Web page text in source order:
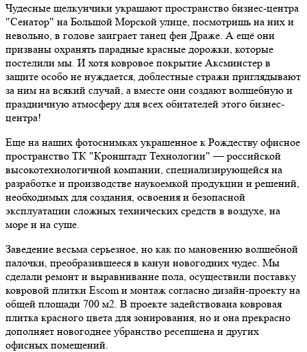
Чудесные щелкунчики украшают пространство бизнес-центра
"Сенатор" на Большой Морской улице, посмотришь на них и
невольно, в голове заиграет танец феи Драже. А ещё они
призваны охранять парадные красные дорожки, которые
постелили мы. И хотя ковровое покрытие Аксминстер в
защите особо не нуждается, доблестные стражи приглядывают
за ним на всякий случай, а вместе они создают волшебную и
праздничную атмосферу для всех обитателей этого бизнес-
центра!
Еще на наших фотоснимках украшенное к Рождеству офисное
пространство ТК "Кронштадт Технологии" — российской
высокотехнологичной компании, специализирующейся на
разработке и производстве наукоемкой продукции и решений,
необходимых для создания, освоения и безопасной
эксплуатации сложных технических средств в воздухе, на
море и на суше.
Заведение весьма серьезное, но как по мановению волшебной
палочки, преобразившееся в канун новогодних чудес. Мы
сделали ремонт и выравнивание пола, осуществили поставку
ковровой плитки Escom и монтаж согласно дизайн-проекту на
общей площади 700 м2. В проекте задействована ковровая
плитка красного цвета для зонирования, но и она прекрасно
дополняет новогоднее убранство ресепшена и других
офисных помещений.